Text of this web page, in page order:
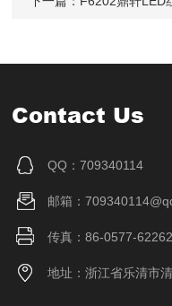
Contact Us
QQ：709340114
邮箱：
传真：86-0577-
地址：浙江省乐清市